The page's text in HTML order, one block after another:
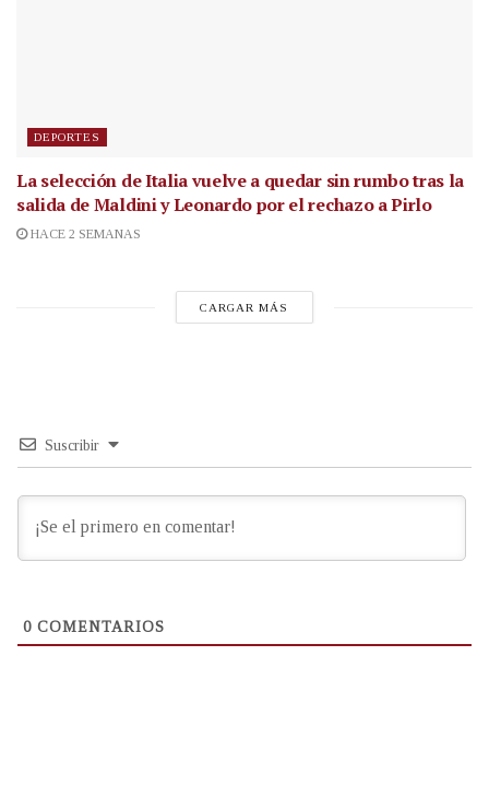
DEPORTES
La selección de Italia vuelve a quedar sin rumbo tras la
salida de Maldini y Leonardo por el rechazo a Pirlo
HACE 2 SEMANAS
CARGAR MÁS
Suscribir
0 COMENTARIOS